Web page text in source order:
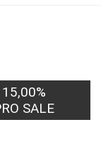
15,00%
SALE